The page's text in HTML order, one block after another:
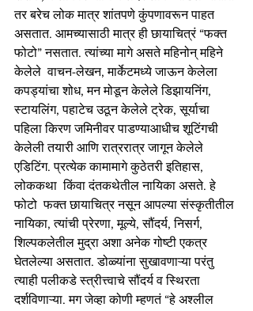
तर बरेच लोक मात्र शांतपणे कुंपणावरून पाहत
असतात. आमच्यासाठी मात्र ही छायाचित्रं “फक्त
फोटो” नसतात. त्यांच्या मागे असते महिनोन्‌ महिने
केलेले  वाचन-लेखन, मार्केटमध्ये जाऊन केलेला
कपड्यांचा शोध, मन मोडून केलेले डिझायनिंग,
स्टायलिंग, पहाटेच उठून केलेले ट्रेक, सूर्याचा
पहिला किरण जमिनीवर पाडण्याआधीच शूटिंगची
केलेली तयारी आणि रात्ररात्र जागून केलेले
एडिटिंग. प्रत्येक कामामागे कुठेतरी इतिहास,
लोककथा  किंवा दंतकथेतील नायिका असते. हे
फोटो  फक्त छायाचित्र नसून आपल्या संस्कृतीतील
नायिका, त्यांची प्रेरणा, मूल्ये, सौंदर्य, निसर्ग,
शिल्पकलेतील मुद्रा अशा अनेक गोष्टी एकत्र
घेतलेल्या असतात. डोळ्यांना सुखावणाऱ्या परंतु
त्याही पलीकडे स्त्रीत्त्वाचे सौंदर्य व स्थिरता
दर्शविणाऱ्या. मग जेव्हा कोणी म्हणतं “हे अश्लील